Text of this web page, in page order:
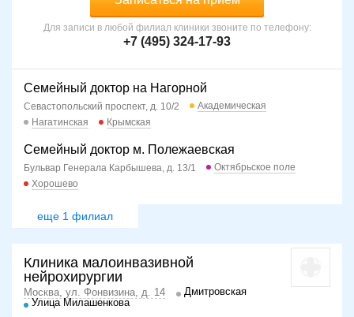
Для записи в любой филиал клиники звоните по телефону:
+7 (495) 324-17-93
Семейный доктор на Нагорной
Севастопольский проспект, д. 10/2
Академическая
Нагатинская
Крымская
Семейный доктор м. Полежаевская
Бульвар Генерала Карбышева, д. 13/1
Октябрьское поле
Хорошево
еще 1 филиал
Клиника малоинвазивной
нейрохирургии
Москва, ул. Фонвизина, д. 14
Дмитровская
Улица Милашенкова